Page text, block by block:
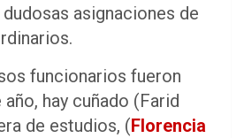
asignaciones de
funcionarios fueron
hay cuñado (Farid
de estudios, (Florencia